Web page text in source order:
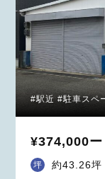
#駅近 #駐車スペ
¥374,000ー
坪 約43.26坪